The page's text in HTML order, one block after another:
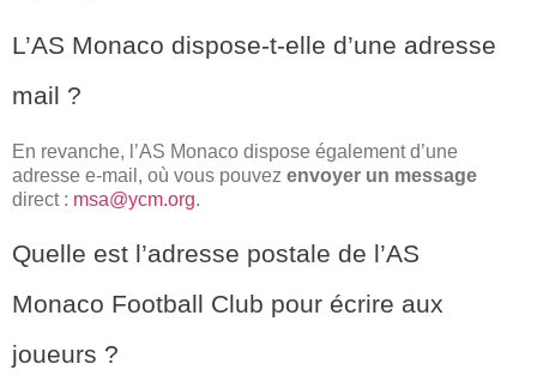
L’AS Monaco dispose-t-elle d’une adresse
mail ?
En revanche, l’AS Monaco dispose également d’une
adresse e-mail, où vous pouvez envoyer un message
direct : msa@ycm.org.
Quelle est l’adresse postale de l’AS
Monaco Football Club pour écrire aux
joueurs ?